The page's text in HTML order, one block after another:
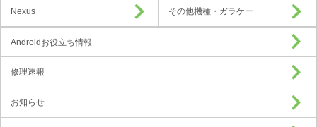
Nexus その他機種・ガラケー
Androidお役立ち情報
修理速報
お知らせ